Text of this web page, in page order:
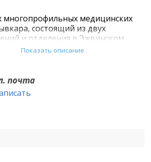
многопрофильных медицинских
состоящий из двух
и отделения в Эжвинском
услуг значительно
предварительный и
осмотр, обратиться за
врачам, пройти
Показать описание
почта